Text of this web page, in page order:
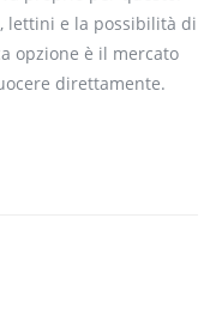
lettini e la possibilità di
opzione è il mercato
direttamente.